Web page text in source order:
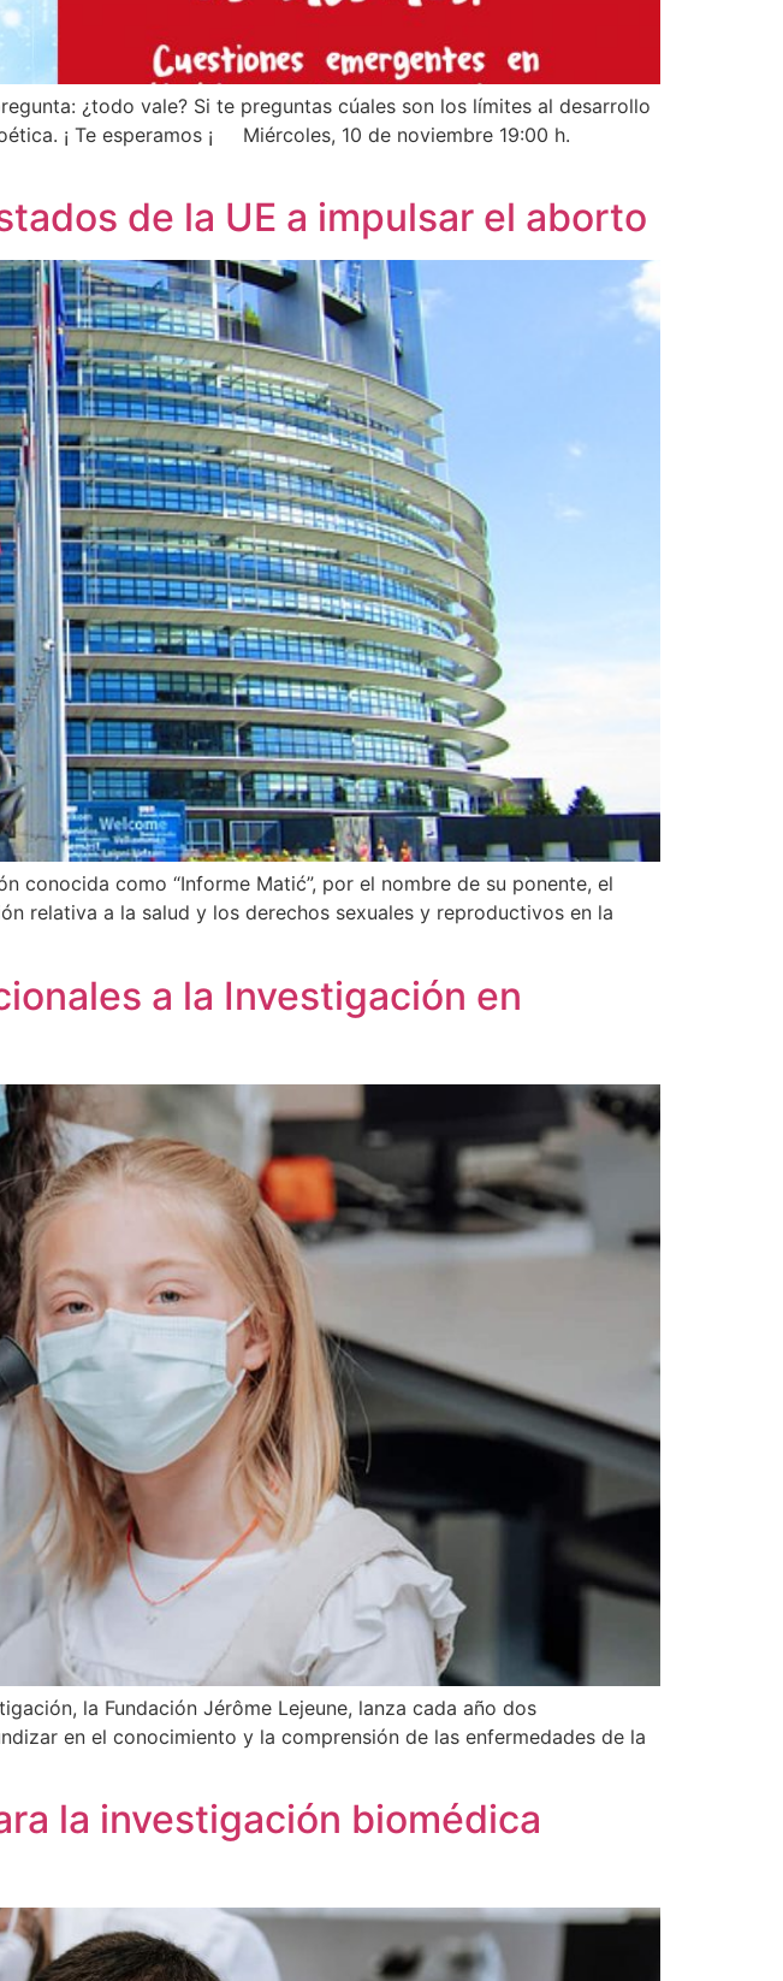
¿todo vale? Si te preguntas cúales son los límites al desarrollo
¡ Te esperamos ¡ Miércoles, 10 de noviembre 19:00 h.
de la UE a impulsar el aborto
conocida como “Informe Matić”, por el nombre de su ponente, el
relativa a la salud y los derechos sexuales y reproductivos en la
a la Investigación en
la Fundación Jérôme Lejeune, lanza cada año dos
en el conocimiento y la comprensión de las enfermedades de la
la investigación biomédica